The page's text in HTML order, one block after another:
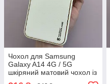
Чохол для Samsung
Galaxy A14 4G / 5G
шкіряний матовий чохол із
захистом камери на